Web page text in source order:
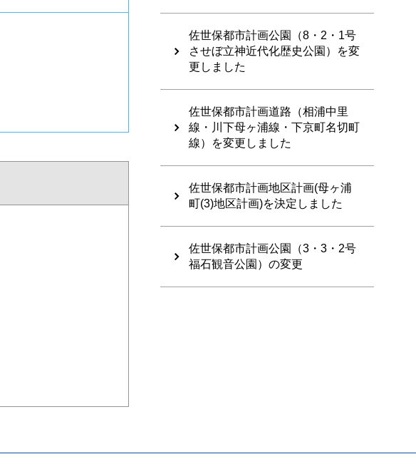
佐世保都市計画公園（8・2・1号
させぼ立神近代化歴史公園）を変
更しました
佐世保都市計画道路（相浦中里
線・川下母ヶ浦線・下京町名切町
線）を変更しました
佐世保都市計画地区計画(母ヶ浦
町(3)地区計画)を決定しました
佐世保都市計画公園（3・3・2号
福石観音公園）の変更